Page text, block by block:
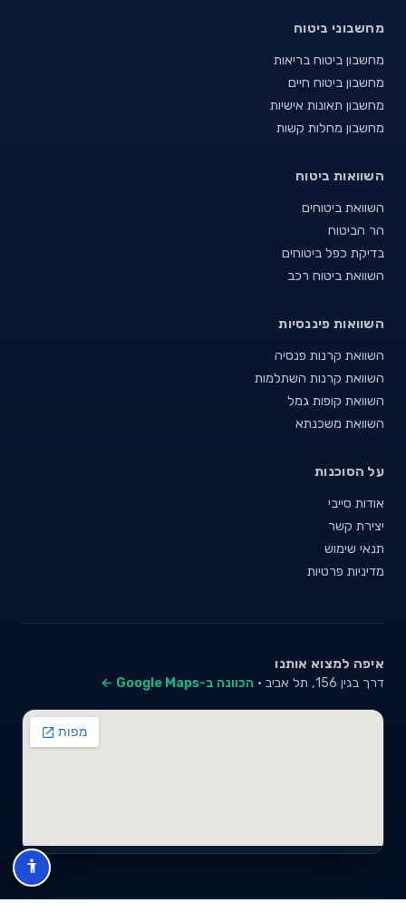
מחשבוני ביטוח
מחשבון ביטוח בריאות
מחשבון ביטוח חיים
מחשבון תאונות אישיות
מחשבון מחלות קשות
השוואות ביטוח
השוואת ביטוחים
הר הביטוח
בדיקת כפל ביטוחים
השוואת ביטוח רכב
השוואות פיננסיות
השוואת קרנות פנסיה
השוואת קרנות השתלמות
השוואת קופות גמל
השוואת משכנתא
על הסוכנות
אודות סייבי
יצירת קשר
תנאי שימוש
מדיניות פרטיות
איפה למצוא אותנו
דרך בגין 156, תל אביב · הכוונה ב-Google Maps ←